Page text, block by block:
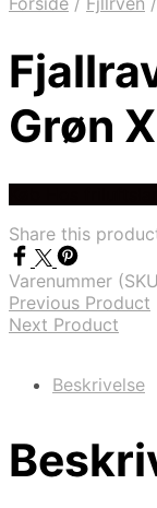
Grøn
Share this
Varenummer
Previous Product
Next Product
Beskrivelse